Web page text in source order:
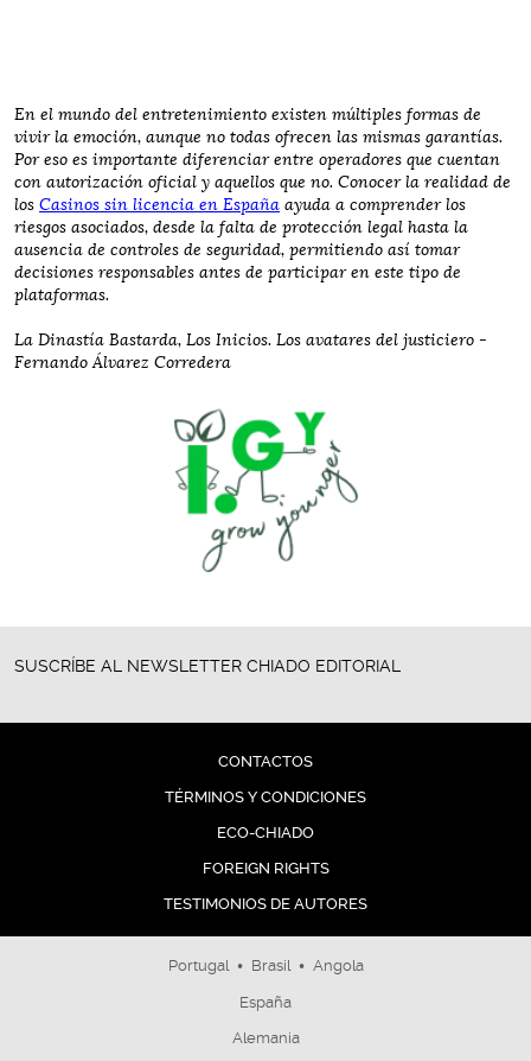
En el mundo del entretenimiento existen múltiples formas de
vivir la emoción, aunque no todas ofrecen las mismas garantías.
Por eso es importante diferenciar entre operadores que cuentan
con autorización oficial y aquellos que no. Conocer la realidad de
losCasinos sin licencia en Españaayuda a comprender los
riesgos asociados, desde la falta de protección legal hasta la
ausencia de controles de seguridad, permitiendo así tomar
decisiones responsables antes de participar en este tipo de
plataformas.
La Dinastía Bastarda, Los Inicios. Los avatares del justiciero -
Fernando Álvarez Corredera
SUSCRÍBE AL NEWSLETTER CHIADO EDITORIAL
CONTACTOS
TÉRMINOS Y CONDICIONES
ECO-CHIADO
FOREIGN RIGHTS
TESTIMONIOS DE AUTORES
Portugal • Brasil • Angola
España
Alemania